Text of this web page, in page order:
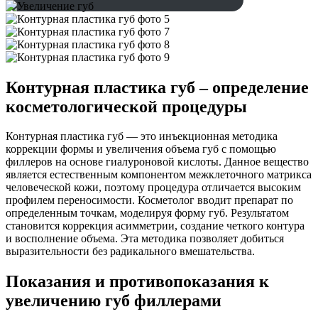
Контурная пластика губ – определение
косметологической процедуры
Контурная пластика губ — это инъекционная методика
коррекции формы и увеличения объема губ с помощью
филлеров на основе гиалуроновой кислоты. Данное вещество
является естественным компонентом межклеточного матрикса
человеческой кожи, поэтому процедура отличается высоким
профилем переносимости. Косметолог вводит препарат по
определенным точкам, моделируя форму губ. Результатом
становится коррекция асимметрии, создание четкого контура
и восполнение объема. Эта методика позволяет добиться
выразительности без радикального вмешательства.
Показания и противопоказания к
увеличению губ филлерами